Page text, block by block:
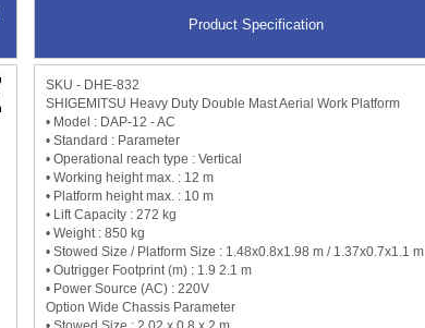
Product Specification
SKU - DHE-832
SHIGEMITSU Heavy Duty Double Mast Aerial Work Platform
• Model : DAP-12 - AC
• Standard : Parameter
• Operational reach type : Vertical
• Working height max. : 12 m
• Platform height max. : 10 m
• Lift Capacity : 272 kg
• Weight : 850 kg
• Stowed Size / Platform Size : 1.48x0.8x1.98 m / 1.37x0.7x1.1 m
• Outrigger Footprint (m) : 1.9 2.1 m
• Power Source (AC) : 220V
Option Wide Chassis Parameter